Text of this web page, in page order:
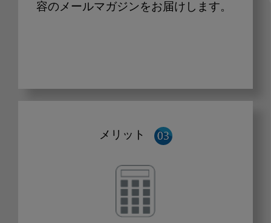
容のメールマガジンをお届けします。
メリット